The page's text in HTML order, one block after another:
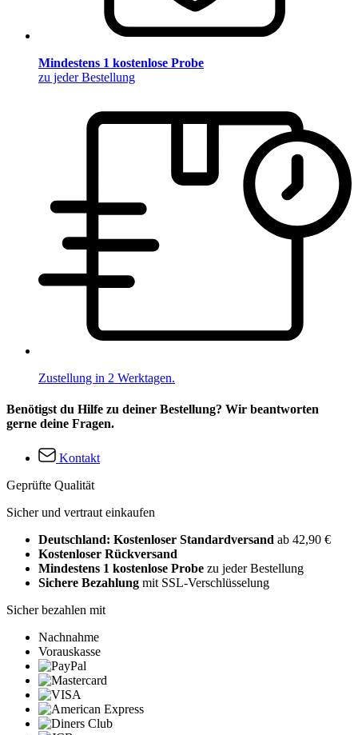
Mindestens 1 kostenlose Probe
zu jeder Bestellung
Zustellung in 2 Werktagen.
Benötigst du Hilfe zu deiner Bestellung? Wir beantworten
gerne deine Fragen.
Kontakt
Geprüfte Qualität
Sicher und vertraut einkaufen
Deutschland: Kostenloser Standardversand ab 42,90 €
Kostenloser Rückversand
Mindestens 1 kostenlose Probe zu jeder Bestellung
Sichere Bezahlung mit SSL-Verschlüsselung
Sicher bezahlen mit
Nachnahme
Vorauskasse